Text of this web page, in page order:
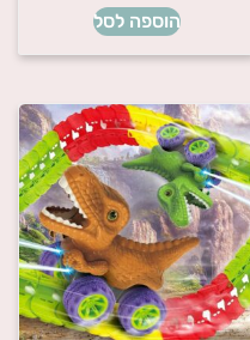
הוספה לסל